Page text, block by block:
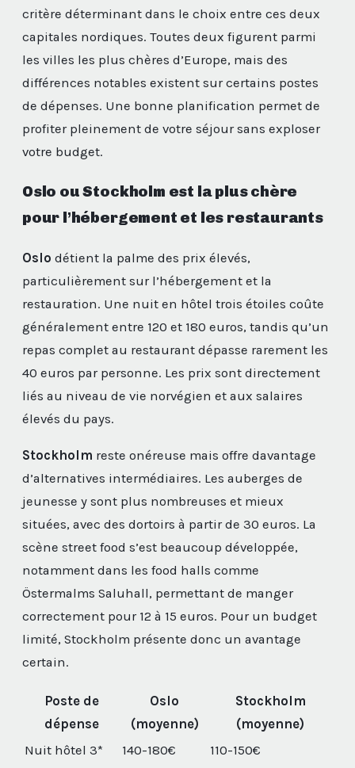
critère déterminant dans le choix entre ces deux
capitales nordiques. Toutes deux figurent parmi
les villes les plus chères d’Europe, mais des
différences notables existent sur certains postes
de dépenses. Une bonne planification permet de
profiter pleinement de votre séjour sans exploser
votre budget.
Oslo ou Stockholm est la plus chère
pour l’hébergement et les restaurants
Oslo détient la palme des prix élevés,
particulièrement sur l’hébergement et la
restauration. Une nuit en hôtel trois étoiles coûte
généralement entre 120 et 180 euros, tandis qu’un
repas complet au restaurant dépasse rarement les
40 euros par personne. Les prix sont directement
liés au niveau de vie norvégien et aux salaires
élevés du pays.
Stockholm reste onéreuse mais offre davantage
d’alternatives intermédiaires. Les auberges de
jeunesse y sont plus nombreuses et mieux
situées, avec des dortoirs à partir de 30 euros. La
scène street food s’est beaucoup développée,
notamment dans les food halls comme
Östermalms Saluhall, permettant de manger
correctement pour 12 à 15 euros. Pour un budget
limité, Stockholm présente donc un avantage
certain.
Poste de
dépense
Oslo
(moyenne)
Stockholm
(moyenne)
Nuit hôtel 3*
140-180€
110-150€